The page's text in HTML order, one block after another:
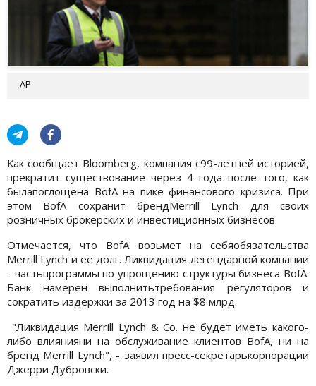
AP
Как сообщает Bloomberg, компания с99-летней историей,
прекратит существование через 4 года после того, как
былапоглощена BofA на пике финансового кризиса. При
этом BofA сохранит брендMerrill Lynch для своих
розничных брокерских и инвестиционных бизнесов.
Отмечается, что BofA возьмет на себяобязательства
Merrill Lynch и ее долг. Ликвидация легендарной компании
- частьпрограммы по упрощению структуры бизнеса BofA.
Банк намерен выполнитьтребования регуляторов и
сократить издержки за 2013 год на $8 млрд.
"Ликвидация Merrill Lynch & Co. не будет иметь какого-
либо влиянияни на обслуживание клиентов BofA, ни на
бренд Merrill Lynch", - заявил пресс-секретарькорпорации
Джерри Дубровски.